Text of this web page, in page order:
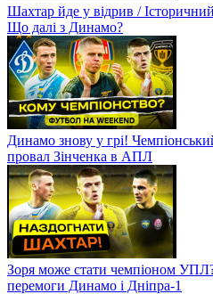
Шахтар йде у відрив /
Що далі з Динамо?
Динамо знову у грі!
провал Зінченка в АПЛ
Зоря може стати чемпіоном
перемоги Динамо і Дніпра-1